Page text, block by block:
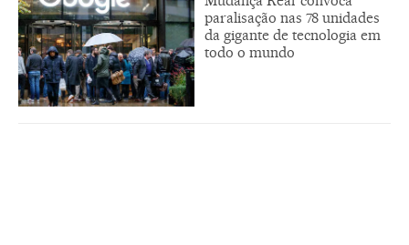
paralisação nas 78 unidades
da gigante de tecnologia em
todo o mundo